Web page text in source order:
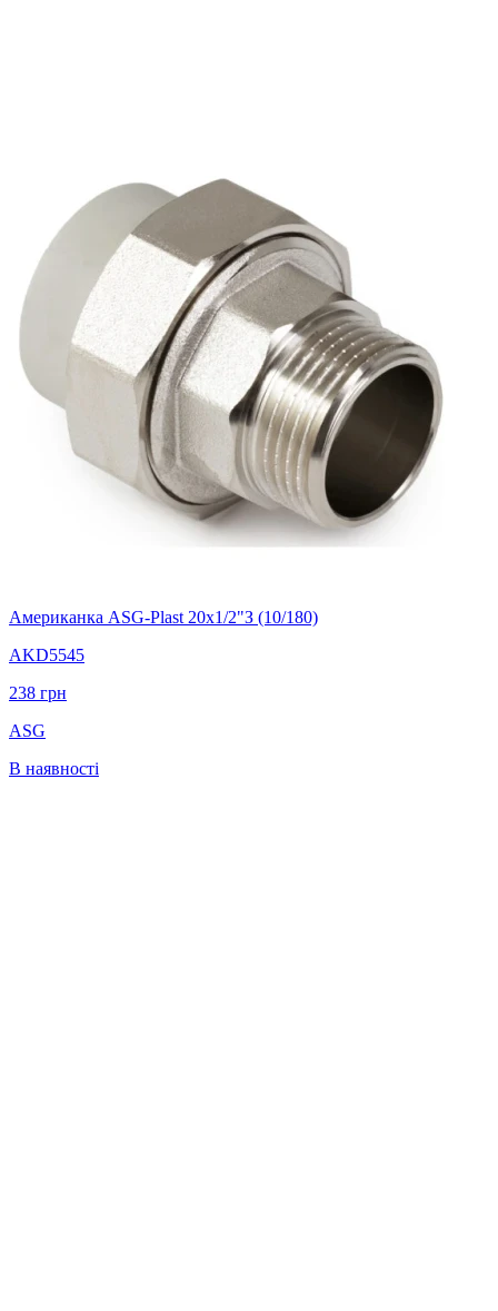
Американка ASG-Plast 20x1/2"З (10/180)
AKD5545
238 грн
ASG
В наявності